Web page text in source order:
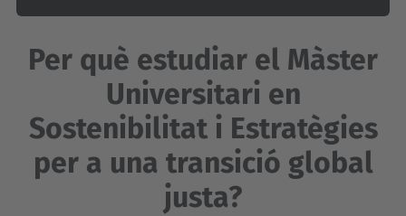
Per què estudiar el Màster
Universitari en
Sostenibilitat i Estratègies
per a una transició global
justa?